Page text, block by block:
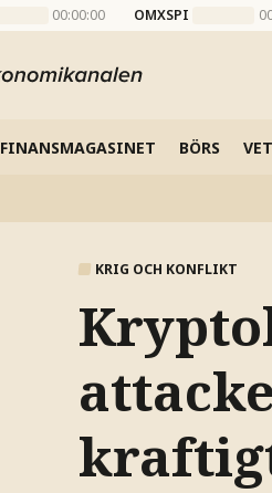
00:00:00 OMXSPI
FINANSMAGASINET BÖRS
KRIG OCH KONFLIKT